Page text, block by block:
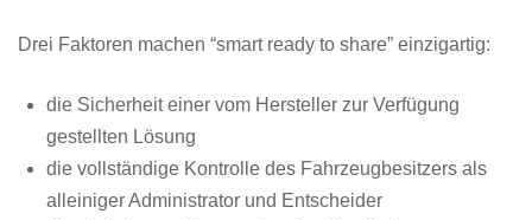
Drei Faktoren machen “smart ready to share” einzigartig:
die Sicherheit einer vom Hersteller zur Verfügung
gestellten Lösung
die vollständige Kontrolle des Fahrzeugbesitzers als
alleiniger Administrator und Entscheider